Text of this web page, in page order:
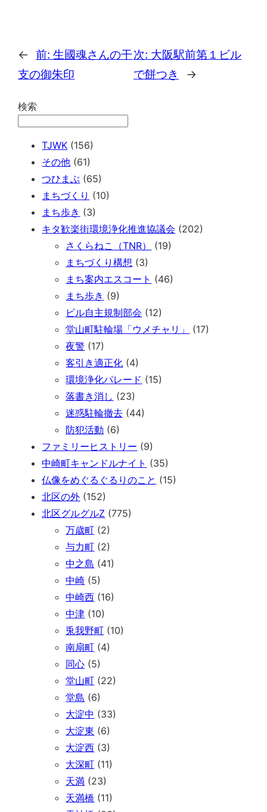
← 前:生國魂さんの干
支の御朱印
次: 大阪駅前第１ビル
で餅つき
→
検索
TJWK (156)
その他 (61)
つひまぶ (65)
まちづくり (10)
まち歩き (3)
キタ歓楽街環境浄化推進協議会 (202)
さくらねこ（TNR）
(19)
まちづくり構想 (3)
まち案内エスコート (46)
まち歩き (9)
ビル自主規制部会 (12)
堂山町駐輪場「ウメチャリ」
(17)
夜警 (17)
客引き適正化 (4)
環境浄化パレード (15)
落書き消し (23)
迷惑駐輪撤去 (44)
防犯活動 (6)
ファミリーヒストリー (9)
中崎町キャンドルナイト (35)
仏像をめぐるぐるりのこと (15)
北区の外 (152)
北区グルグルZ (775)
万歳町 (2)
与力町 (2)
中之島 (41)
中崎 (5)
中崎西 (16)
中津 (10)
兎我野町 (10)
南扇町 (4)
同心 (5)
堂山町 (22)
堂島 (6)
大淀中 (33)
大淀東 (6)
大淀西 (3)
大深町 (11)
天満 (23)
天満橋 (11)